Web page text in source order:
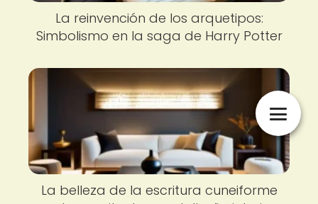
La reinvención de los arquetipos:
Simbolismo en la saga de Harry Potter
La belleza de la escritura cuneiforme